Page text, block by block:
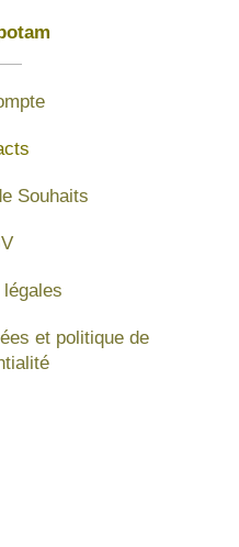
Souhaits
et politique de